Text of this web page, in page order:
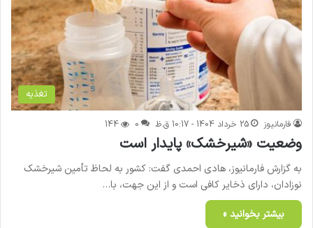
تغذیه
فارمانیوز 25 خرداد 1404 - 10:17 ق.ظ 0
144
وضعیت «شیرخشک» پایدار است
به گزارش فارمانیوز، هادی احمدی گفت: کشور به لحاظ تأمین شیرخشک
نوزادان، دارای ذخایر کافی است و از این جهت، با…
بیشتر بخوانید »